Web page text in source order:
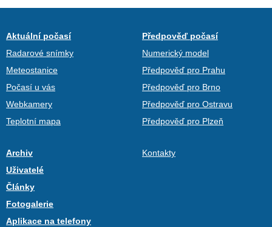
Aktuální počasí
Radarové snímky
Meteostanice
Počasí u vás
Webkamery
Teplotní mapa
Předpověď počasí
Numerický model
Předpověď pro Prahu
Předpověď pro Brno
Předpověď pro Ostravu
Předpověď pro Plzeň
Archiv
Uživatelé
Články
Fotogalerie
Aplikace na telefony
Kontakty